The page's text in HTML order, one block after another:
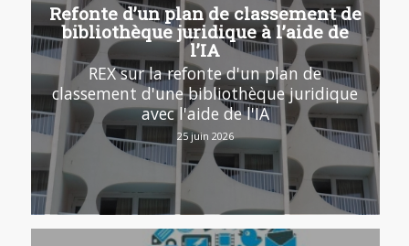
Refonte d’un plan de classement de
bibliothèque juridique à l’aide de
l’IA
REX sur la refonte d'un plan de
classement d'une bibliothèque juridique
avec l'aide de l'IA
25 juin 2026